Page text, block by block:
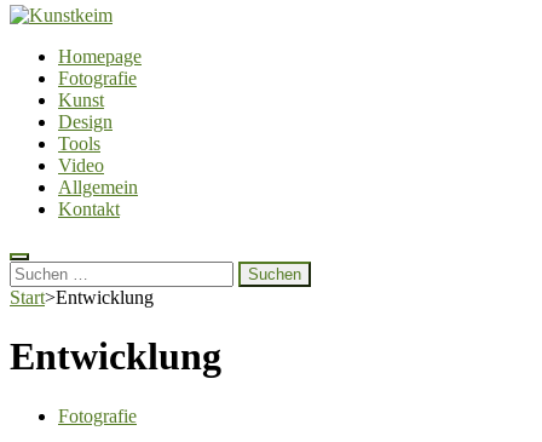
Kunstkeim
Fotografie, Design und Szene
Homepage
Fotografie
Kunst
Design
Tools
Video
Allgemein
Kontakt
Suchen
nach:
Start>Entwicklung
Entwicklung
Fotografie